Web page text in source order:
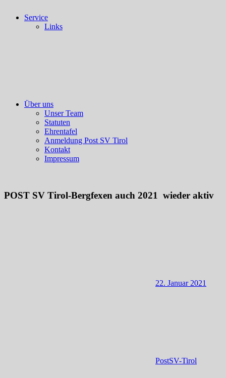
Service
Links
Über uns
Unser Team
Statuten
Ehrentafel
Anmeldung Post SV Tirol
Kontakt
Impressum
POST SV Tirol-Bergfexen auch 2021 wieder aktiv
22. Januar 2021
PostSV-Tirol